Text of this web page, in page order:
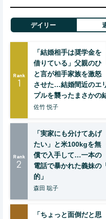
デイリー
Rank
1
「結婚相手は奨学金を
借りている」父親のひ
と言が相手家族を激怒
させた…結婚間近のエ
プルを襲ったまさかの
佐竹 悦子
Rank
2
「実家にも分けてあげ
たい」と米100kgを無
償で入手して…一本の
電話で暴かれた義妹の
的」
森田 聡子
「ちょっと面倒だと思